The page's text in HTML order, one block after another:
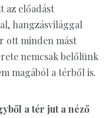
az előadást
hangzásvilággal
ott minden mást
nemcsak belőlünk
magából a térből is.
a tér jut a néző